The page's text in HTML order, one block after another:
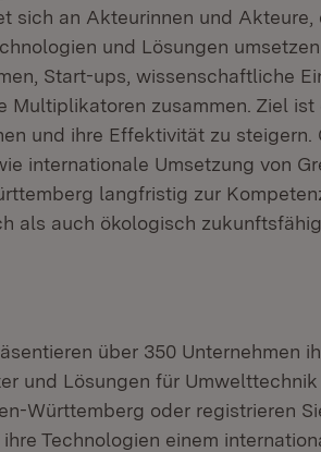
sich an Akteurinnen und Akteure,
und Lösungen
Start-ups, wissenschaftliche
Multiplikatoren zusammen. Ziel ist
und ihre Effektivität zu steigern.
internationale Umsetzung von
langfristig zur
als auch ökologisch
über 350 Unternehmen
und Lösungen für Umwelttechnik
Württemberg oder registrieren
Technologien einem